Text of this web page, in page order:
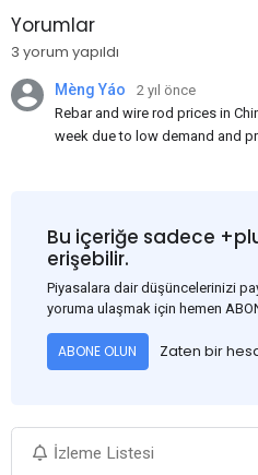
Yorumlar
3 yorum yapıldı
Mèng Yáo
2 yıl önce
Rebar and wire rod prices in
week due to low demand and
Bu içeriğe sadece
erişebilir.
Piyasalara dair düşüncelerinizi
yoruma ulaşmak için hemen
ABONE OLUN Zaten bir
İzleme Listesi